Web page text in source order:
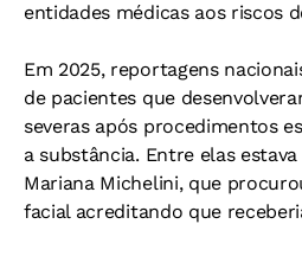
entidades médicas aos riscos
Em 2025, reportagens
de pacientes que
severas após procedimentos
a substância. Entre elas
Mariana Michelini, que
facial acreditando que